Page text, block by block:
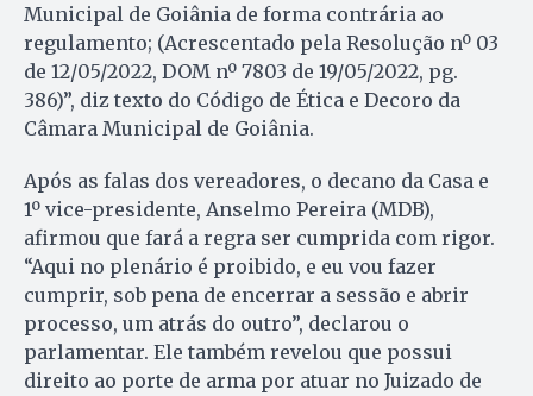
Municipal de Goiânia de forma contrária ao
regulamento; (Acrescentado pela Resolução nº 03
de 12/05/2022, DOM nº 7803 de 19/05/2022, pg.
386)”, diz texto do Código de Ética e Decoro da
Câmara Municipal de Goiânia.
Após as falas dos vereadores, o decano da Casa e
1º vice-presidente, Anselmo Pereira (MDB),
afirmou que fará a regra ser cumprida com rigor.
“Aqui no plenário é proibido, e eu vou fazer
cumprir, sob pena de encerrar a sessão e abrir
processo, um atrás do outro”, declarou o
parlamentar. Ele também revelou que possui
direito ao porte de arma por atuar no Juizado de